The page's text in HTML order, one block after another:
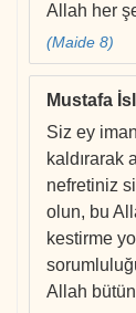
Allah her
(Maide 8)
Mustafa
Siz ey
kaldırarak
nefretiniz
olun, bu
kestirme
Allah bütün